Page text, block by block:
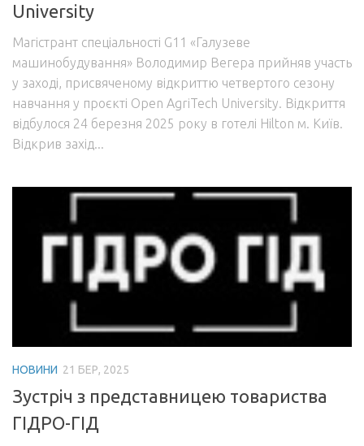
University
Магістрант спеціальності G11 «Галузеве
машинобудування» Володимир Вегера прийняв участь
у заході, присвяченому відкриттю четвертого сезону
навчання у проєкті Open AgriTech University. Відкриття
відбулося 24 березня 2025 року в готелі Hilton м. Київ.
Відкрив захід...
НОВИНИ 21 БЕР, 2025
Зустріч з представницею товариства
ГІДРО-ГІД